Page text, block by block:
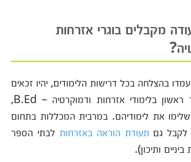
מקבלים בוגרי אזרחות
בהצלחה בכל דרישות הלימודים, יהיו זכאים
לתעודת בוגר תואר ראשון בלימודי אזרחות ודמוקרטיה – B.Ed,
את לימודיהם. במרבית המכללות בתחום
לקבל גם תעודת הוראה באזרחות לבתי הספר
ותיכון).